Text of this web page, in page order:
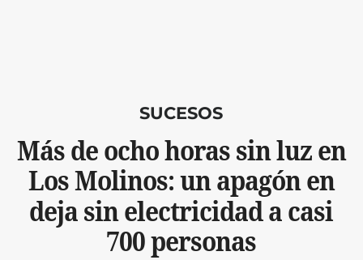
SUCESOS
Más de ocho horas sin luz en
Los Molinos: un apagón en
deja sin electricidad a casi
700 personas